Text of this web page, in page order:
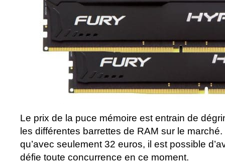
Le prix de la puce mémoire est entrain de
les différentes barrettes de RAM sur le
qu’avec seulement 32 euros, il est possible
défie toute concurrence en ce moment.